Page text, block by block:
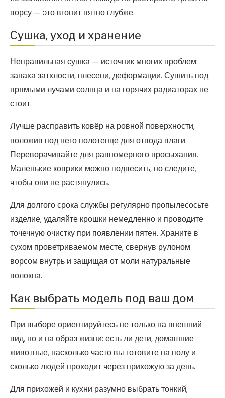
ворсу — это вгонит пятно глубже.
Сушка, уход и хранение
Неправильная сушка — источник многих проблем:
запаха затхлости, плесени, деформации. Сушить под
прямыми лучами солнца и на горячих радиаторах не
стоит.
Лучше расправить ковёр на ровной поверхности,
положив под него полотенце для отвода влаги.
Переворачивайте для равномерного просыхания.
Маленькие коврики можно подвесить, но следите,
чтобы они не растянулись.
Для долгого срока службы регулярно пропылесосьте
изделие, удаляйте крошки немедленно и проводите
точечную очистку при появлении пятен. Храните в
сухом проветриваемом месте, свернув рулоном
ворсом внутрь и защищая от моли натуральные
волокна.
Как выбрать модель под ваш дом
При выборе ориентируйтесь не только на внешний
вид, но и на образ жизни: есть ли дети, домашние
животные, насколько часто вы готовите на полу и
сколько людей проходит через прихожую за день.
Для прихожей и кухни разумно выбрать тонкий,